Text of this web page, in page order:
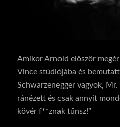
Amikor Arnold először
Vince stúdiójába és
Schwarzenegger vagyok,
ránézett és csak annyit
kövér f**znak tűnsz!”